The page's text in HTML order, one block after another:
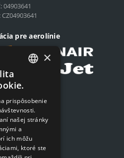
04903641
CZ04903641
pre aerolínie
line žiadosť
line žiadosť
Cenník
SLOVAK
×
prispôsobenie
našej stránky
a
ich môžu
ktoré ste